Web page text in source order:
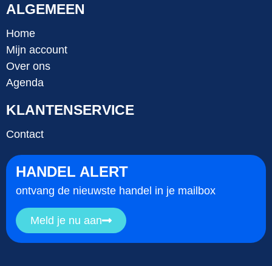
ALGEMEEN
Home
Mijn account
Over ons
Agenda
KLANTENSERVICE
Contact
HANDEL ALERT
ontvang de nieuwste handel in je mailbox
Meld je nu aan